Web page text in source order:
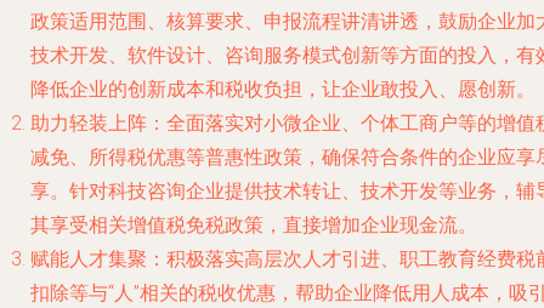
政策适用范围、核算要求、申报流程讲清讲透，鼓励企业加
技术开发、软件设计、咨询服务模式创新等方面的投入，有
降低企业的创新成本和税收负担，让企业敢投入、愿创新。
助力轻装上阵 ：全面落实对小微企业、个体工商户等的增值
减免、所得税优惠等普惠性政策，确保符合条件的企业应享
享。针对科技咨询企业提供技术转让、技术开发等业务，辅
其享受相关增值税免税政策，直接增加企业现金流。
赋能人才集聚 ：积极落实高层次人才引进、职工教育经费税
扣除等与“人”相关的税收优惠，帮助企业降低用人成本，吸